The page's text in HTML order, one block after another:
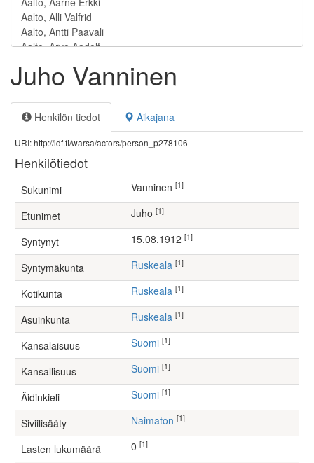
Juho Vanninen
Henkilön tiedot Aikajana
URI: http://ldf.fi/warsa/actors/person_p278106
Henkilötiedot
Sukunimi Vanninen [1]
Etunimet Juho [1]
Syntynyt 15.08.1912 [1]
Syntymäkunta Ruskeala [1]
Kotikunta Ruskeala [1]
Asuinkunta Ruskeala [1]
Kansalaisuus Suomi [1]
Kansallisuus Suomi [1]
Äidinkieli Suomi [1]
Siviilisääty Naimaton [1]
Lasten lukumäärä [1]